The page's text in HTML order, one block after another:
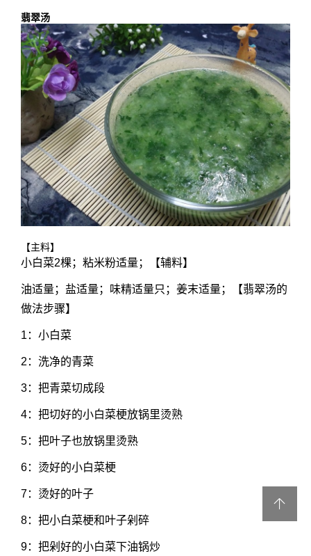
翡翠汤
【主料】
小白菜2棵；粘米粉适量；【辅料】
油适量；盐适量；味精适量只；姜末适量；【翡翠汤的
做法步骤】
1：小白菜
2：洗净的青菜
3：把青菜切成段
4：把切好的小白菜梗放锅里烫熟
5：把叶子也放锅里烫熟
6：烫好的小白菜梗
7：烫好的叶子
8：把小白菜梗和叶子剁碎
9：把剁好的小白菜下油锅炒